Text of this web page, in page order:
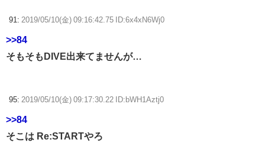
91: 2019/05/10(金) 09:16:42.75 ID:6x4xN6Wj0
>>84
そもそもDIVE出来てませんが…
95: 2019/05/10(金) 09:17:30.22 ID:bWH1Aztj0
>>84
そこは Re:STARTやろ